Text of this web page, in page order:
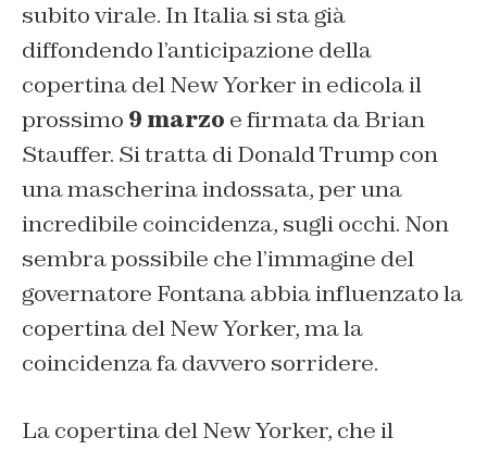
subito virale. In Italia si sta già
diffondendo l’anticipazione della
copertina del New Yorker in edicola il
prossimo 9 marzo e firmata da Brian
Stauffer. Si tratta di Donald Trump con
una mascherina indossata, per una
incredibile coincidenza, sugli occhi. Non
sembra possibile che l’immagine del
governatore Fontana abbia influenzato la
copertina del New Yorker, ma la
coincidenza fa davvero sorridere.
La copertina del New Yorker, che il